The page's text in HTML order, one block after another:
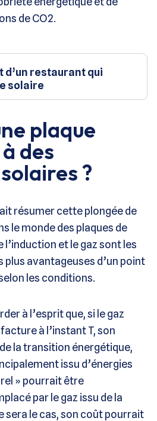
de CO2.
d’un restaurant qui
solaire
plaque
des
?
résumer cette plongée de
le monde des plaques de
l’induction et le gaz sont les
plus avantageuses d’un point
les conditions.
à l’esprit que, si le gaz
à l’instant T, son
la transition énergétique,
issu d’énergies
» pourrait être
par le gaz issu de la
sera le cas, son coût pourrait